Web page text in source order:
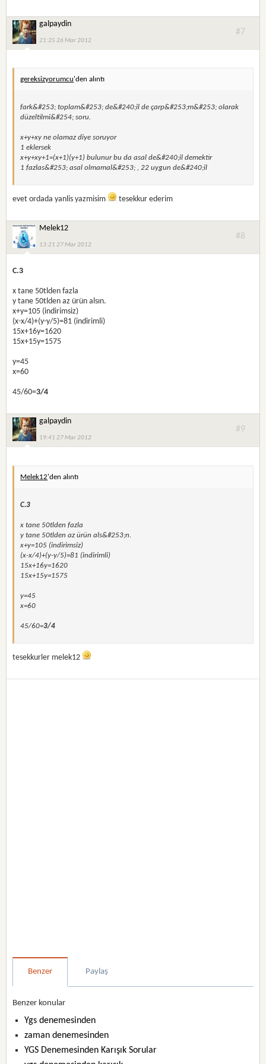
galpaydin
21:25 26 Mar 2012
#7
gereksizyorumcu'den alıntı
fark&#253; toplam&#253; de&#240;il de çarp&#253;m&#253; olarak
düzeltilmi&#254; soru.
x+y+xy ne olamaz diye soruyor
1 eklersek
x+y+xy+1=(x+1)(y+1) bulunur bu da asal de&#240;il demektir
1 fazlas&#253; asal olmamal&#253; , 22 uygun de&#240;il
evet ordada yanlis yazmisim tesekkur ederim
Melek12
13:21 27 Mar 2012
#8
C.3
x tane 50tlden fazla
y tane 50tlden az ürün alsın.
x+y=105 (indirimsiz)
(x-x/4)+(y-y/5)=81 (indirimli)
15x+16y=1620
15x+15y=1575
y=45
x=60
45/60=3/4
galpaydin
19:41 27 Mar 2012
#9
Melek12'den alıntı
C.3
x tane 50tlden fazla
y tane 50tlden az ürün als&#253;n.
x+y=105 (indirimsiz)
(x-x/4)+(y-y/5)=81 (indirimli)
15x+16y=1620
15x+15y=1575
y=45
x=60
45/60=3/4
tesekkurler melek12
Benzer Paylaş
Benzer konular
Ygs denemesinden
zaman denemesinden
YGS Denemesinden Karışık Sorular